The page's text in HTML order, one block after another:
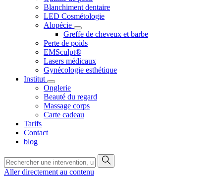
Blanchiment dentaire
LED Cosmétologie
Alopécie
Greffe de cheveux et barbe
Perte de poids
EMSculpt®
Lasers médicaux
Gynécologie esthétique
Institut
Onglerie
Beauté du regard
Massage corps
Carte cadeau
Tarifs
Contact
blog
Aller directement au contenu